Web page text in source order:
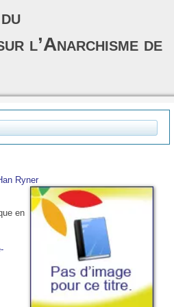
Ryner
en
l’Anarchisme de